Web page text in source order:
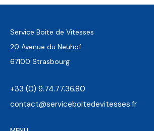
Service Boite de Vitesses
20 Avenue du Neuhof
67100 Strasbourg
+33 (0) 9.74.77.36.80
contact@serviceboitedevitesses.fr